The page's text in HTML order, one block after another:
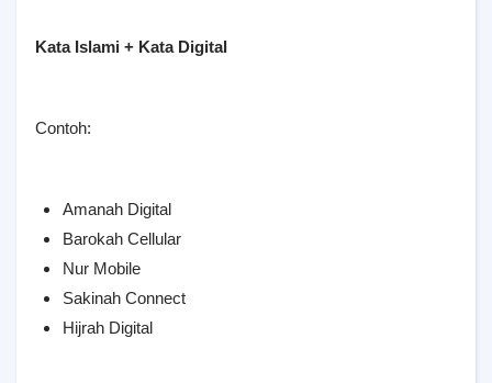
Kata Islami + Kata Digital
Contoh:
Amanah Digital
Barokah Cellular
Nur Mobile
Sakinah Connect
Hijrah Digital